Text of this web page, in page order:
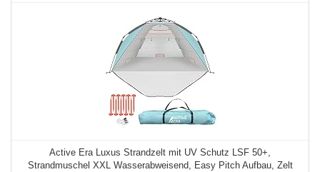
Active Era Luxus Strandzelt mit UV Schutz LSF 50+,
Strandmuschel XXL Wasserabweisend, Easy Pitch Aufbau, Zelt